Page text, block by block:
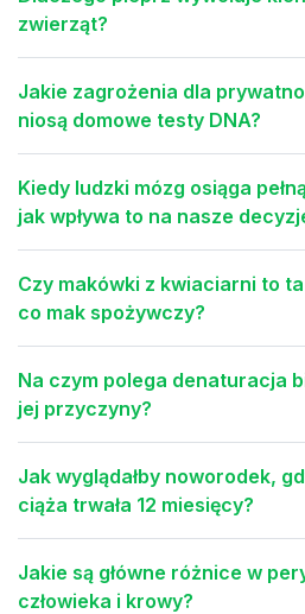
zwierząt?
Jakie zagrożenia dla
niosą domowe testy DNA?
Kiedy ludzki mózg osiąga
jak wpływa to na nasze
Czy makówki z kwiaciarni to
co mak spożywczy?
Na czym polega denaturacja
jej przyczyny?
Jak wyglądałby noworodek,
ciąża trwała 12 miesięcy?
Jakie są główne różnice w
człowieka i krowy?